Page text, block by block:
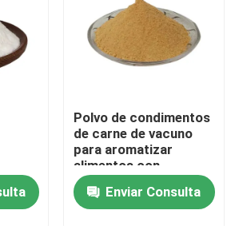
con
Polvo de condimentos
de carne de vacuno
para aromatizar
alimentos con
ingredientes naturales
Enviar Consulta